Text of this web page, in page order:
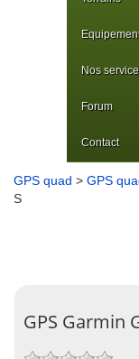
Nos
Forum
Contact
GPS quad > GPS
S
GPS Garmin